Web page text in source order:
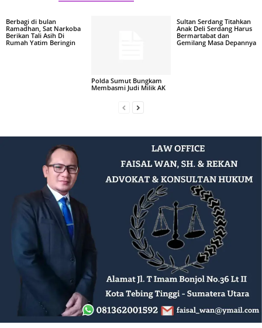
Berbagi di bulan
Ramadhan, Sat Narkoba
Berikan Tali Asih Di
Rumah Yatim Beringin
Polda Sumut Bungkam
Membasmi Judi Milik AK
Sultan Serdang Titahkan
Anak Deli Serdang Harus
Bermartabat dan
Gemilang Masa Depannya